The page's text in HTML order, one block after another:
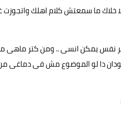
خلاك ما سمعتش كلام اهلك
نفس يمكن انسى .. ومن كتر ماهى
دا لو الموضوع مش فى دماغى